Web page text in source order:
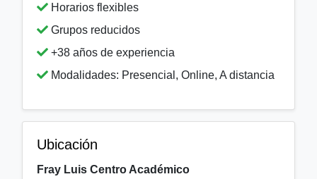
Horarios flexibles
Grupos reducidos
+38 años de experiencia
Modalidades: Presencial, Online, A distancia
Ubicación
Fray Luis Centro Académico